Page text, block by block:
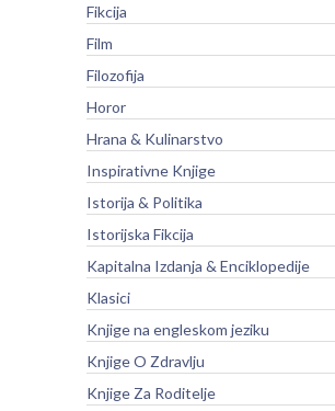
Fikcija
Film
Filozofija
Horor
Hrana & Kulinarstvo
Inspirativne Knjige
Istorija & Politika
Istorijska Fikcija
Kapitalna Izdanja & Enciklopedije
Klasici
Knjige na engleskom jeziku
Knjige O Zdravlju
Knjige Za Roditelje